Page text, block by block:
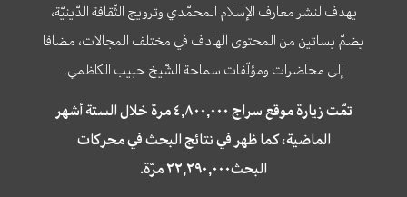
يهدف لنشر معارف الإسلام المحمّدي وترويج الثّقافة الدّينيّة،
يضمّ بساتين من المحتوى الهادف في مختلف المجالات، مضافا
إلى محاضرات ومؤلّفات سماحة الشّيخ حبيب الكاظمي.
تمّت زيارة موقع سراج ٤,٨٠٠,٠٠٠ مرة خلال الستة أشهر
الماضية، كما ظهر في نتائج البحث في محركات
البحث٢٢,٢٩٠,٠٠٠ مرّة.